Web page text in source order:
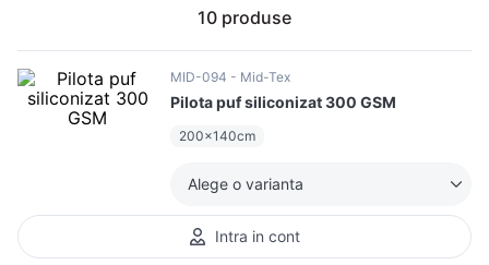
7.
ceafa
8. aripi
10 produse
MID-094 Mid-Tex
Pilota puf siliconizat 300 GSM
200x140cm
Alege o varianta
Intra in cont